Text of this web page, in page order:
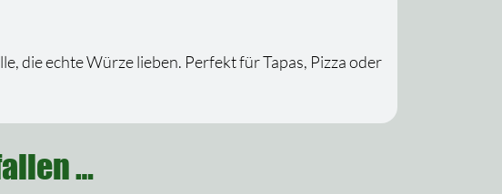
die echte Würze lieben. Perfekt für Tapas, Pizza oder
…